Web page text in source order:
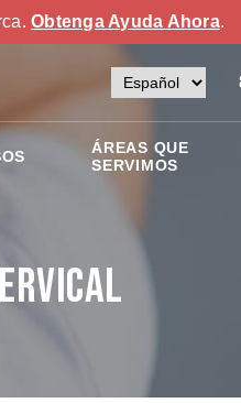
Obtenga Ayuda Ahora.
ÁREAS QUE
SERVIMOS